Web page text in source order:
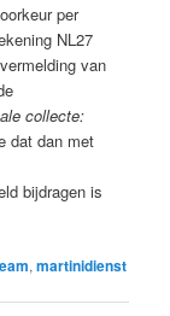
per
NL27
van
collecte:
dat dan met
bijdragen is
,martinidienst